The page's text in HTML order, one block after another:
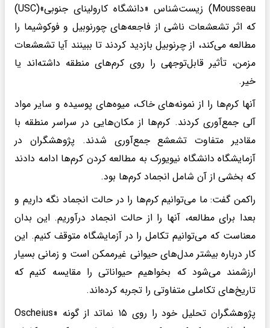
Mousseau) زیست‌شناس «دانشگاه کارولینای جنوبی»(USC)
که اثر تشعشعات ناشی از فاجعه‌های چورنوبیل و فوکوشیما را
مطالعه می‌کند، از چرنوبیل بازدید کردند تا ببینند آیا تشعشعات
مزمن، تأثیر قابل‌توجهی را روی کرم‌های منطقه داشته‌اند یا
خیر.
آنها کرم‌ها را از نمونه‌های خاک، میوه‌های پوسیده و سایر مواد
آلی جمع‌آوری کردند. کرم‌ها از مکان‌هایی در سراسر منطقه با
مقادیر متفاوت تشعشع جمع‌آوری شدند. پژوهشگران در
آزمایشگاه دانشگاه نیویورک به مطالعه کردن کرم‌ها ادامه دادند
که بخشی از آن شامل انجماد کرم‌ها بود.
راکمن گفت: ما می‌توانیم کرم‌ها را در حالت انجماد نگه داریم و
بعدا برای مطالعه، آنها را از حالت انجماد درآوریم. این بدان
معناست که می‌توانیم تکامل را در آزمایشگاه متوقف کنیم. این
کار درباره بیشتر مدل‌های حیوانی غیرممکن است و زمانی بسیار
ارزشمند می‌شود که بخواهیم حیواناتی را مقایسه کنیم که
تاریخ‌های تکاملی متفاوتی را تجربه کرده‌اند.
پژوهشگران تحلیل خود را روی ۱۵ نماتد از گونه «Oscheius